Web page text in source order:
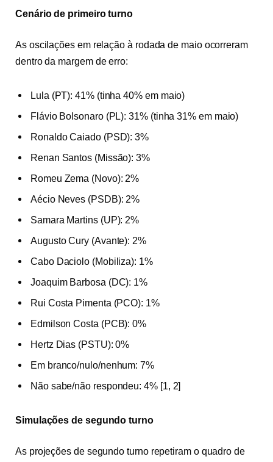
Cenário de primeiro turno
As oscilações em relação à rodada de maio ocorreram
dentro da margem de erro:
Lula (PT): 41% (tinha 40% em maio)
Flávio Bolsonaro (PL): 31% (tinha 31% em maio)
Ronaldo Caiado (PSD): 3%
Renan Santos (Missão): 3%
Romeu Zema (Novo): 2%
Aécio Neves (PSDB): 2%
Samara Martins (UP): 2%
Augusto Cury (Avante): 2%
Cabo Daciolo (Mobiliza): 1%
Joaquim Barbosa (DC): 1%
Rui Costa Pimenta (PCO): 1%
Edmilson Costa (PCB): 0%
Hertz Dias (PSTU): 0%
Em branco/nulo/nenhum: 7%
Não sabe/não respondeu: 4%[1, 2]
Simulações de segundo turno
As projeções de segundo turno repetiram o quadro de